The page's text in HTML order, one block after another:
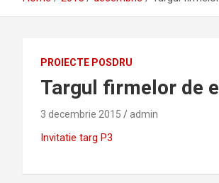
PROIECTE POSDRU
Targul firmelor de
3 decembrie 2015 admin
Invitatie targ P3